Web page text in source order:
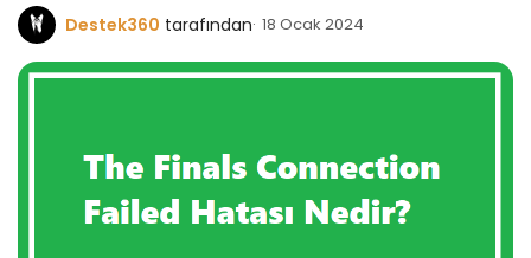
Destek360 tarafından 18 Ocak 2024